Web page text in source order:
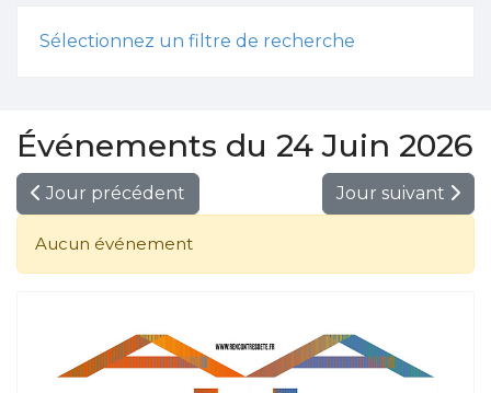
Sélectionnez un filtre de recherche
Événements du 24 Juin 2026
Jour précédent Jour suivant
Aucun événement